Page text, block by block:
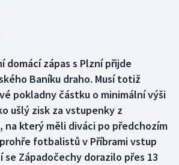
domácí zápas s Plzní přijde
Baníku draho. Musí totiž
pokladny částku o minimální výši
ušlý zisk za vstupenky z
na který měli diváci po předchozím
fotbalistů v Příbrami vstup
se Západočechy dorazilo přes 13